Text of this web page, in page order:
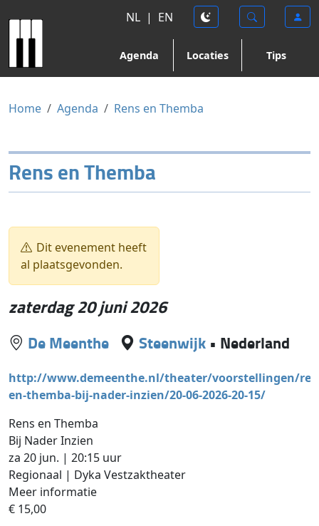
NL | EN
Agenda Locaties Tips
Home Agenda Rens en Themba
Rens en Themba
Dit evenement heeft
al plaatsgevonden.
zaterdag 20 juni 2026
De Meenthe Steenwijk • Nederland
http://www.demeenthe.nl/theater/voorstellingen/
en-themba-bij-nader-inzien/20-06-2026-20-15/
Rens en Themba
Bij Nader Inzien
za 20 jun. | 20:15 uur
Regionaal | Dyka Vestzaktheater
Meer informatie
€ 15,00